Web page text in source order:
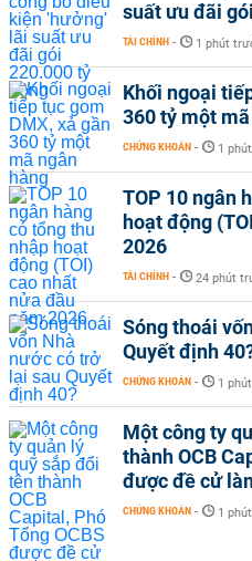
suất ưu đãi
TÀI CHÍNH - 1 phút
Khối ngoại
360 tỷ một
CHỨNG KHOÁN - 1
TOP 10 ngân
hoạt động
2026
TÀI CHÍNH - 24 phút
Sóng thoái
Quyết định
CHỨNG KHOÁN - 1
Một công ty
thành OCB
được đề cử
CHỨNG KHOÁN - 1